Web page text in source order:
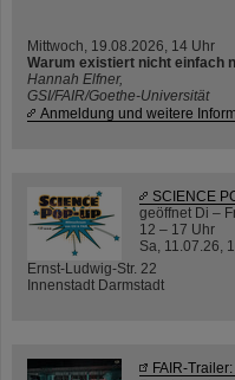
Mittwoch, 19.08.2026, 14 Uhr
Warum existiert nicht einfach
Hannah Elfner,
GSI/FAIR/Goethe-Universität
Anmeldung und weitere
SCIENCE
geöffnet Di –
12 – 17 Uhr
Sa, 11.07.26,
Ernst-Ludwig-Str. 22
Innenstadt Darmstadt
FAIR-